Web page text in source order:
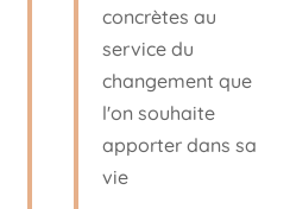
concrètes au
service du
changement que
l'on souhaite
apporter dans sa
vie